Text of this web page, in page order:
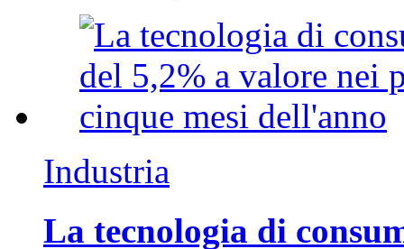
Industria
La tecnologia di